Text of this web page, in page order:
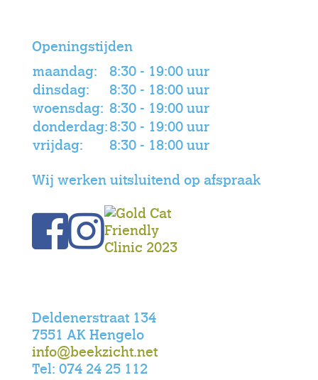
Openingstijden
maandag:
8:30 - 19:00 uur
dinsdag:
8:30 - 18:00 uur
woensdag: 8:30 - 19:00 uur
donderdag:8:30 - 19:00 uur
vrijdag:
8:30 - 18:00 uur
Wij werken uitsluitend op afspraak
Deldenerstraat 134
7551 AK Hengelo
info@beekzicht.net
Tel: 074 24 25 112